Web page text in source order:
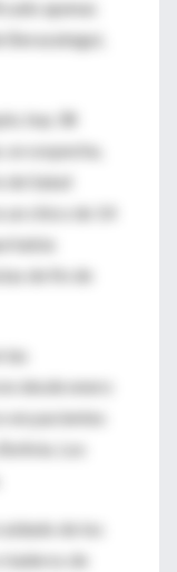
apenas
Berazategui,
hay 38
sospecha,
Salud
chico de 14
había
de fin de
las
desde enero
en pacientes
Los
de los
de